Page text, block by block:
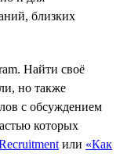
близких
Найти своё
но также
с обсуждением
которых
или «Как